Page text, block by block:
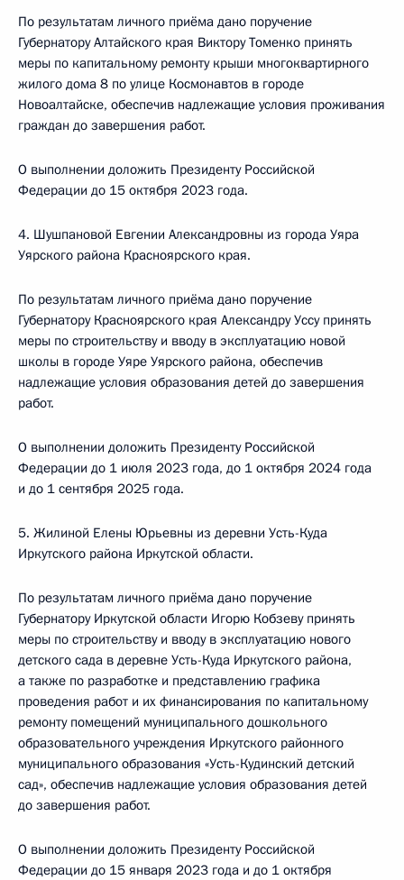
По результатам личного приёма дано поручение
Губернатору Алтайского края Виктору Томенко принять
меры по капитальному ремонту крыши многоквартирного
жилого дома 8 по улице Космонавтов в городе
Новоалтайске, обеспечив надлежащие условия проживания
граждан до завершения работ.
О выполнении доложить Президенту Российской
Федерации до 15 октября 2023 года.
4. Шушпановой Евгении Александровны из города Уяра
Уярского района Красноярского края.
По результатам личного приёма дано поручение
Губернатору Красноярского края Александру Уссу принять
меры по строительству и вводу в эксплуатацию новой
школы в городе Уяре Уярского района, обеспечив
надлежащие условия образования детей до завершения
работ.
О выполнении доложить Президенту Российской
Федерации до 1 июля 2023 года, до 1 октября 2024 года
и до 1 сентября 2025 года.
5. Жилиной Елены Юрьевны из деревни Усть-Куда
Иркутского района Иркутской области.
По результатам личного приёма дано поручение
Губернатору Иркутской области Игорю Кобзеву принять
меры по строительству и вводу в эксплуатацию нового
детского сада в деревне Усть-Куда Иркутского района,
а также по разработке и представлению графика
проведения работ и их финансирования по капитальному
ремонту помещений муниципального дошкольного
образовательного учреждения Иркутского районного
муниципального образования «Усть-Кудинский детский
сад», обеспечив надлежащие условия образования детей
до завершения работ.
О выполнении доложить Президенту Российской
Федерации до 15 января 2023 года и до 1 октября